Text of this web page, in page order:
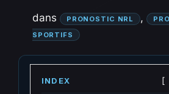
dans PRONOSTIC NRL ,
SPORTIFS
INDEX